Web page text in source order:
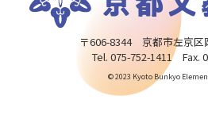
〒606-8344 京都市左京区
Tel. 075-752-1411 Fax.
© 2023 Kyoto Bunkyo